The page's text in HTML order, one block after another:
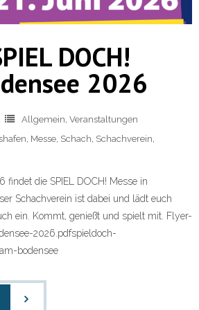
DOCH!
2026
Allgemein, Veranstaltungen
, Messe, Schach, Schachverein,
findet die SPIEL DOCH! Messe in
Schachverein ist dabei und lädt euch
ein. Kommt, genießt und spielt mit. Flyer-
2026.pdfspieldoch-
bodensee